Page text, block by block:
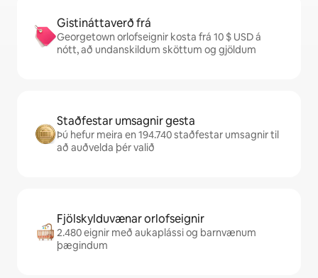
Gistináttaverð frá
Georgetown orlofseignir kosta frá 10 $ USD á
nótt, að undanskildum sköttum og gjöldum
Staðfestar umsagnir gesta
Þú hefur meira en 194.740 staðfestar umsagnir til
að auðvelda þér valið
Fjölskylduvænar orlofseignir
2.480 eignir með aukaplássi og barnvænum
þægindum